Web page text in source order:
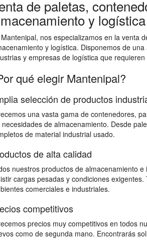
de paletas,
y logística
nos especializamos en la venta
y logística. Disponemos de
y empresas de logística que
qué elegir Mantenipal?
selección de productos
una vasta gama de contenedores,
necesidades de almacenamiento. Desde
de material industrial usado.
de alta calidad
nuestros productos de almacenamiento
cargas pesadas y condiciones
comerciales e industriales.
competitivos
precios muy competitivos en todos
como de segunda mano. Encontrarás